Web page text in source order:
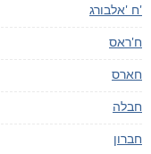
ח 'אלבורג'
ח'ראס
חארס
חבלה
חברון